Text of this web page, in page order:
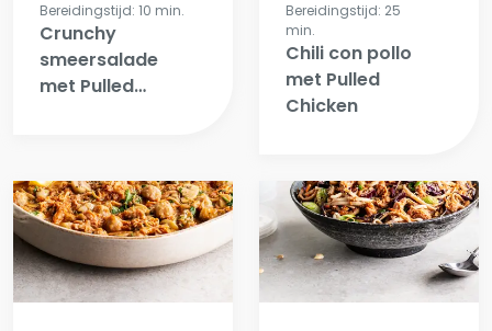
Bereidingstijd: 10 min.
Crunchy
smeersalade
met Pulled
Bereidingstijd: 25
min.
Chili con pollo
met Pulled
Chicken